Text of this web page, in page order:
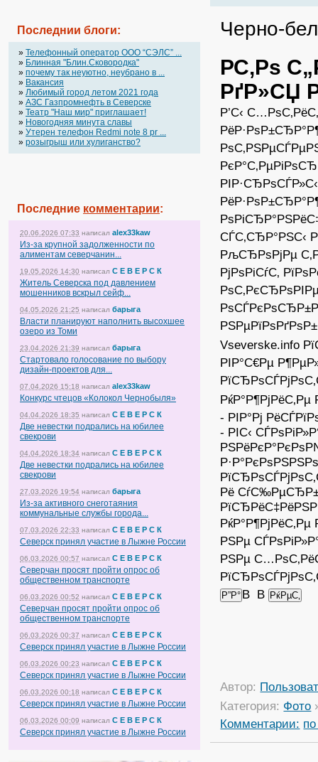
Последнии блоги:
» Телефонный оператор OOO “СЭЛС” ...
» Блинная "Блин.Сковородка"
» почему так неуютно, неубрано в ...
» Вакансия
» Любимый город летом 2021 года
» АЗС Газпромнефть в Северске
» Театр "Наш мир" приглашает!
» Новогодняя минута славы
» Утерен телефон Redmi note 8 pr ...
» розыгрыш или хулиганство?
Последние комментарии:
20.06.2026 07:33 написал alex33kaw
Из-за крупной задолженности по
алиментам северчанин...
19.05.2026 14:30 написал С Е В Е Р С К
Житель Северска под давлением
мошенников вскрыл сейф...
04.05.2026 21:25 написал барыга
Власти планируют наполнить высохшее
озеро из Томи
23.04.2026 21:39 написал барыга
Стартовало голосование по выбору
дизайн-проектов для...
07.04.2026 15:18 написал alex33kaw
Конкурс чтецов «Колокол Чернобыля»
04.04.2026 18:35 написал С Е В Е Р С К
Две невестки подрались на юбилее
свекрови
04.04.2026 18:34 написал С Е В Е Р С К
Две невестки подрались на юбилее
свекрови
27.03.2026 19:54 написал барыга
Из-за активного снеготаяния
коммунальные службы города...
07.03.2026 22:33 написал С Е В Е Р С К
Северск принял участие в Лыжне России
06.03.2026 00:57 написал С Е В Е Р С К
Северчан просят пройти опрос об
общественном транспорте
06.03.2026 00:52 написал С Е В Е Р С К
Северчан просят пройти опрос об
общественном транспорте
06.03.2026 00:37 написал С Е В Е Р С К
Северск принял участие в Лыжне России
06.03.2026 00:23 написал С Е В Е Р С К
Северск принял участие в Лыжне России
06.03.2026 00:18 написал С Е В Е Р С К
Северск принял участие в Лыжне России
06.03.2026 00:09 написал С Е В Е Р С К
Северск принял участие в Лыжне России
Черно-
Р­С‚Рѕ
РґР»СЏ
Р’С‹
СЃС‚СЂР°РЅС‹
РљСЂРѕРјРµ
РјРѕРіСѓС‚
Vseverske.info
РІР°С€Рµ
- РІР°Рј
- РІС‹
Рё
РЅРµ
РЅРµ
В В
Автор:
Категория: Фото
Комментарии: